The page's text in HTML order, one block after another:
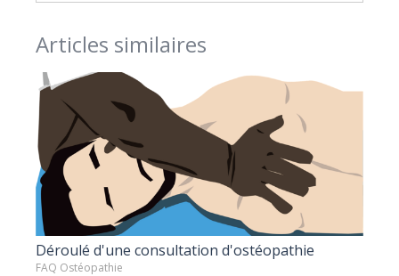
Articles similaires
Déroulé d'une consultation d'ostéopathie
FAQ Ostéopathie